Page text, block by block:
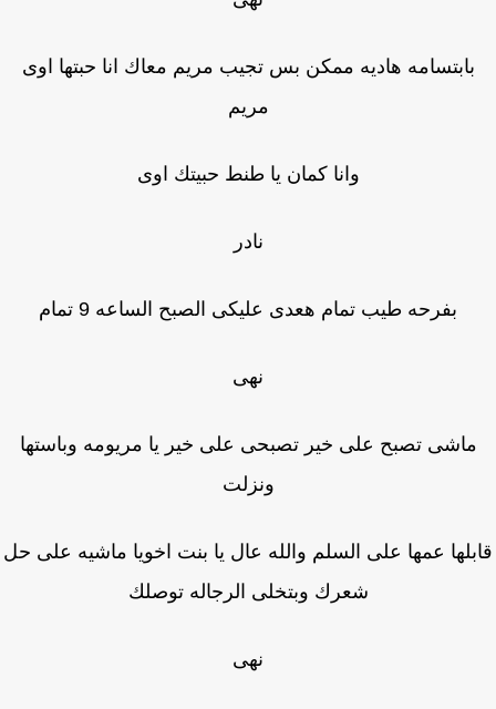
بابتسامه هاديه ممكن بس تجيب مريم معاك انا حبتها اوى
مريم
وانا كمان يا طنط حبيتك اوى
نادر
بفرحه طيب تمام هعدى عليكى الصبح الساعه 9 تمام
نهى
ماشى تصبح على خير تصبحى على خير يا مريومه وباستها
ونزلت
عمها على السلم والله عال يا بنت اخويا ماشيه على حل
شعرك وبتخلى الرجاله توصلك
نهى